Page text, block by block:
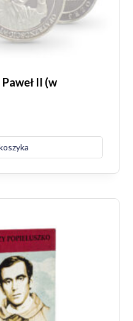
II (w